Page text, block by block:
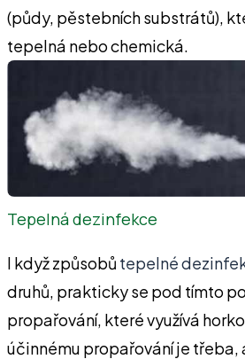
(půdy, pěstebních substrátů),
tepelná nebo chemická.
Tepelná dezinfekce
I když způsobů tepelné
druhů, prakticky se pod tímto
propařování, které využívá
účinnému propařování je